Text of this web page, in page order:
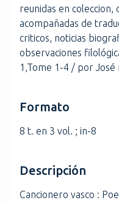
reunidas en coleccion,
acompañadas de
criticos, noticias
observaciones
1,Tome 1-4 / por José
Formato
8 t. en 3 vol. ; in-8
Descripción
Cancionero vasco :